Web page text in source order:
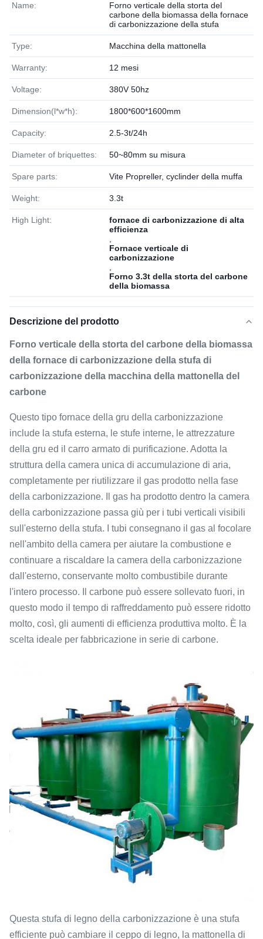
Name:
Forno verticale della storta del
carbone della biomassa della fornace
di carbonizzazione della stufa
Type: Macchina della mattonella
Warranty: 12 mesi
Voltage: 380V 50hz
Dimension(l*w*h): 1800*600*1600mm
Capacity: 2.5-3t/24h
Diameter of briquettes: 50~80mm su misura
Spare parts: Vite Propreller, cyclinder della muffa
Weight: 3.3t
High Light:
fornace di carbonizzazione di alta
efficienza
Fornace verticale di
carbonizzazione
Forno 3.3t della storta del carbone
della biomassa
Descrizione del prodotto
Forno verticale della storta del carbone della biomassa
della fornace di carbonizzazione della stufa di
carbonizzazione della macchina della mattonella del
carbone
Questo tipo fornace della gru della carbonizzazione
include la stufa esterna, le stufe interne, le attrezzature
della gru ed il carro armato di purificazione. Adotta la
struttura della camera unica di accumulazione di aria,
completamente per riutilizzare il gas prodotto nella fase
della carbonizzazione. Il gas ha prodotto dentro la camera
della carbonizzazione passa giù per i tubi verticali visibili
sull'esterno della stufa. I tubi consegnano il gas al focolare
nell'ambito della camera per aiutare la combustione e
continuare a riscaldare la camera della carbonizzazione
dall'esterno, conservante molto combustibile durante
l'intero processo. Il carbone può essere sollevato fuori, in
questo modo il tempo di raffreddamento può essere ridotto
molto, così, gli aumenti di efficienza produttiva molto. È la
scelta ideale per fabbricazione in serie di carbone.
Questa stufa di legno della carbonizzazione è una stufa
efficiente può cambiare il ceppo di legno, la mattonella di